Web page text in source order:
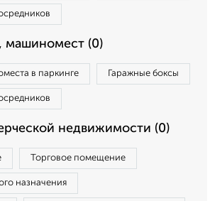
машиномест (0)
в паркинге Гаражные боксы
недвижимости (0)
Торговое помещение
назначения